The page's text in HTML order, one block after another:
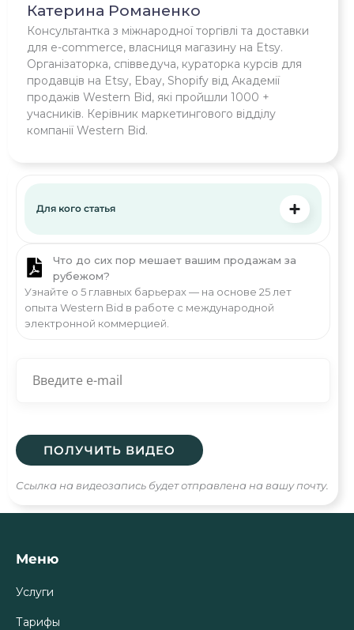
Катерина Романенко
Консультантка з міжнародної торгівлі та доставки
для e-commerce, власниця магазину на Etsy.
Організаторка, співведуча, кураторка курсів для
продавців на Etsy, Ebay, Shopify від Академії
продажів Western Bid, які пройшли 1000 +
учасників. Керівник маркетингового відділу
компанії Western Bid.
Для кого статья
Что до сих пор мешает вашим продажам за
рубежом?
Узнайте о 5 главных барьерах — на основе 25 лет
опыта Western Bid в работе с международной
электронной коммерцией.
Ссылка на видеозапись будет отправлена на вашу почту.
Меню
Услуги
Тарифы